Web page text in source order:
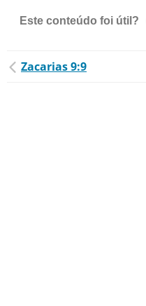
Este conteúdo foi útil?
Zacarias 9:9